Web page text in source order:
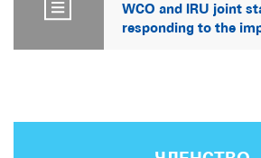
WCO and IRU joint
responding to the